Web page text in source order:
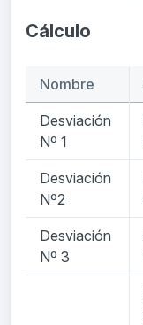
Cálculo
Nombre
Desviación
Nº 1
Desviación
Nº2
Desviación
Nº 3